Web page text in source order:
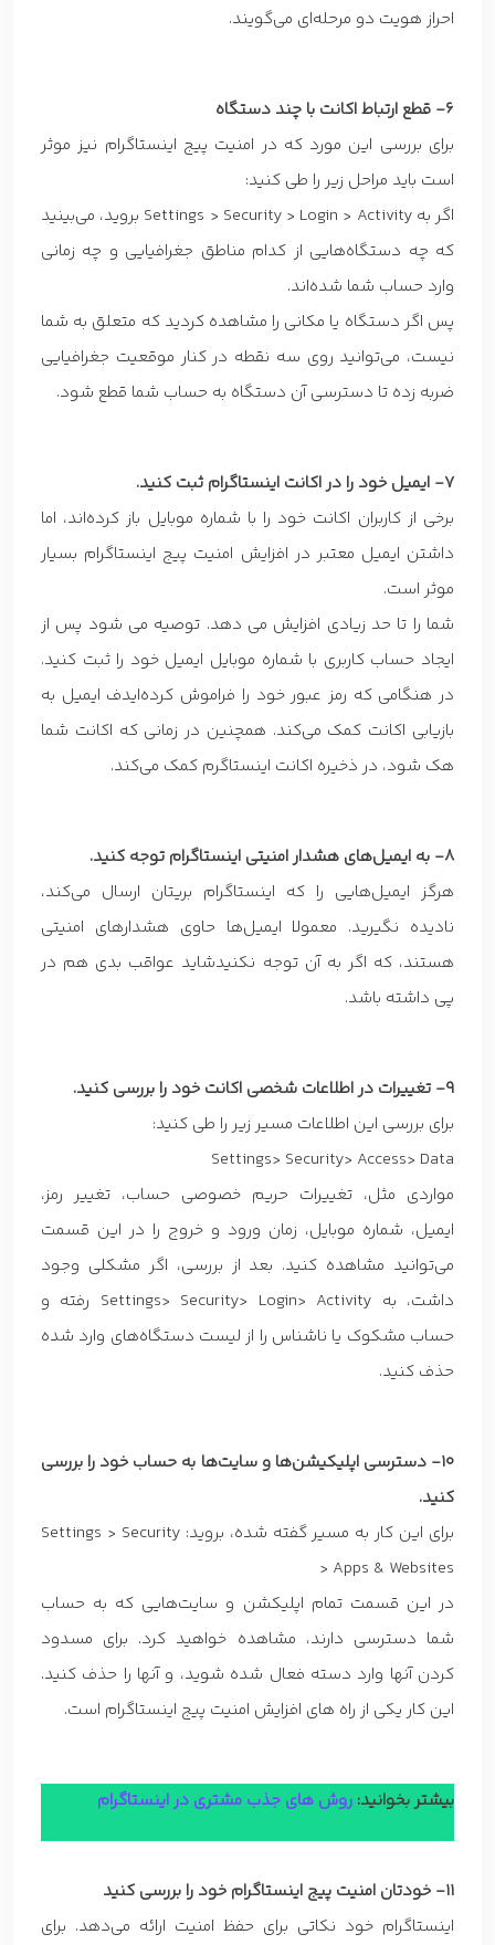
احراز هویت دو مرحله‌ای می‌گویند.
6- قطع ارتباط اکانت با چند دستگاه
برای بررسی این مورد که در امنیت پیج اینستاگرام نیز موثر
است باید مراحل زیر را طی کنید:
اگر به Settings > Security > Login > Activity بروید، می‌بینید
که چه دستگاه‌هایی از کدام مناطق جغرافیایی و چه زمانی
وارد حساب شما شده‌اند.
پس اگر دستگاه یا مکانی را مشاهده کردید که متعلق به شما
نیست، می‌توانید روی سه نقطه در کنار موقعیت جغرافیایی
ضربه زده تا دسترسی آن دستگاه به حساب شما قطع شود.
7- ایمیل خود را در اکانت اینستاگرام ثبت کنید.
برخی از کاربران اکانت خود را با شماره موبایل باز کرده‌اند، اما
داشتن ایمیل معتبر در افزایش امنیت پیج اینستاگرام بسیار
موثر است.
شما را تا حد زیادی افزایش می دهد. توصیه می شود پس از
ایجاد حساب کاربری با شماره موبایل ایمیل خود را ثبت کنید.
در هنگامی که رمز عبور خود را فراموش کرده‌ایدف ایمیل به
بازیابی اکانت کمک می‌کند. همچنین در زمانی که اکانت شما
هک شود، در ذخیره اکانت اینستاگرم کمک می‌کند.
8- به ایمیل‌های هشدار امنیتی اینستاگرام توجه کنید.
هرگز ایمیل‌هایی را که اینستاگرام بریتان ارسال می‌کند،
نادیده نگیرید. معمولا ایمیل‌ها حاوی هشدارهای امنیتی
هستند، که اگر به آن توجه نکنیدشاید عواقب بدی هم در
پی داشته باشد.
9- تغییرات در اطلاعات شخصی اکانت خود را بررسی کنید.
برای بررسی این اطلاعات مسیر زیر را طی کنید:
Settings> Security> Access> Data
مواردی مثل، تغییرات حریم خصوصی حساب، تغییر رمز،
ایمیل، شماره موبایل، زمان ورود و خروج را در این قسمت
می‌توانید مشاهده کنید. بعد از بررسی، اگر مشکلی وجود
داشت، به Settings> Security> Login> Activity رفته و
حساب مشکوک یا ناشناس را از لیست دستگاه‌های وارد شده
حذف کنید.
10- دسترسی اپلیکیشن‌ها و سایت‌ها به حساب خود را بررسی
کنید.
برای این کار به مسیر گفته شده، بروید: Settings > Security
> Apps & Websites
در این قسمت تمام اپلیکشن و سایت‌هایی که به حساب
شما دسترسی دارند، مشاهده خواهید کرد. برای مسدود
کردن آنها وارد دسته فعال شده شوید، و آنها را حذف کنید.
این کار یکی از راه های افزایش امنیت پیج اینستاگرام است.
بیشتر بخوانید: روش های جذب مشتری در اینستاگرام
11- خودتان امنیت پیج اینستاگرام خود را بررسی کنید
اینستاگرام خود نکاتی برای حفظ امنیت ارائه می‌دهد. برای